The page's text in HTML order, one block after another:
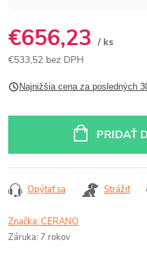
€656,23 / ks
€533,52 bez DPH
cena:Najnižšia cena za posledných
PRIDAŤ
Opýtať sa Strážiť
Značka:CERANO
Záruka: 7 rokov